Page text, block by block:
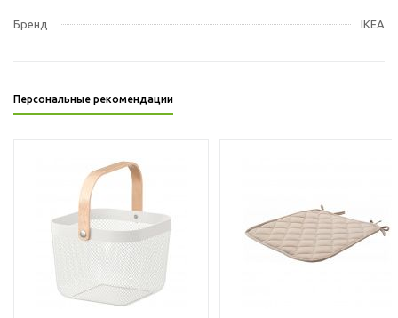
Бренд IKEA
Персональные рекомендации